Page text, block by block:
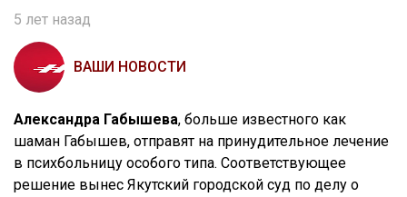
5 лет назад
ВАШИ НОВОСТИ
Александра Габышева, больше известного как
шаман Габышев, отправят на принудительное лечение
в психбольницу особого типа. Соответствующее
решение вынес Якутский городской суд по делу о